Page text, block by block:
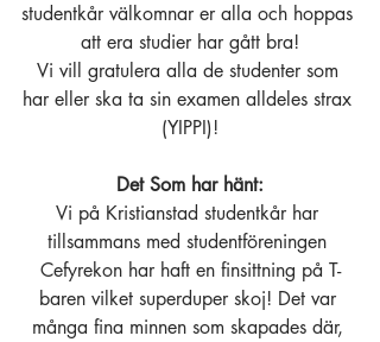
studentkår välkomnar er alla och hoppas
att era studier har gått bra!
Vi vill gratulera alla de studenter som
har eller ska ta sin examen alldeles strax
(YIPPI)!
Det Som har hänt:
Vi på Kristianstad studentkår har
tillsammans med studentföreningen
Cefyrekon har haft en finsittning på T-
baren vilket superduper skoj! Det var
många fina minnen som skapades där,